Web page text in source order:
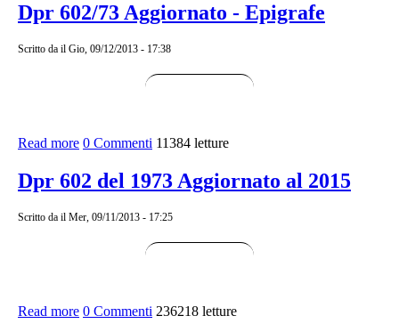
Dpr 602/73 Aggiornato - Epigrafe
Scritto da il Gio, 09/12/2013 - 17:38
Read more about Dpr 602/73 Aggiornato - Epigrafe
0 Commenti 11384 letture
Dpr 602 del 1973 Aggiornato al 2015
Scritto da il Mer, 09/11/2013 - 17:25
Read more about Dpr 602 del 1973 Aggiornato al 2015
0 Commenti 236218 letture